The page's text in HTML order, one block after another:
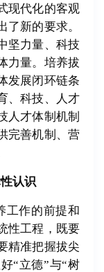
现代化的客观
新的要求。
坚力量、科技
力量。培养拔
发展闭环链条
、科技、人才
人才体制机制
完善机制、营
认识
工作的前提和
性工程，既要
精准把握拔尖
“立德”与“树